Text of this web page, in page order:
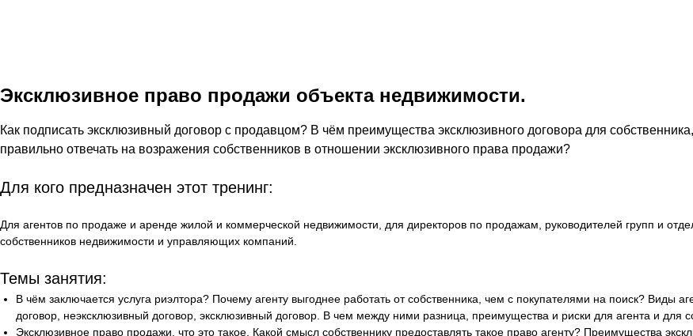
Эксклюзивное право продажи объекта недвижимости.
Как подписать эксклюзивный договор с продавцом? В чём преимущества эксклюзивного договора для
правильно отвечать на возражения собственников в отношении эксклюзивного права продажи?
Для кого предназначен этот тренинг:
Для агентов по продаже и аренде жилой и коммерческой недвижимости, для директоров по продажам, руководителей групп и
собственников недвижимости и управляющих компаний.
Темы занятия:
В чём заключается услуга риэлтора? Почему агенту выгоднее работать от собственника, чем с покупателями на поиск? Виды
договор, неэксклюзивный договор, эксклюзивный договор. В чем между ними разница, преимущества и риски для агента и для
Эксклюзивное право продажи, что это такое. Какой смысл собственнику предоставлять такое право агенту? Преимущества